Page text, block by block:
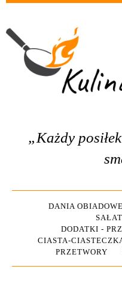
„Każdy
DANIA OBIADOWE
DODATKI -
CIASTA-
PRZETWORY